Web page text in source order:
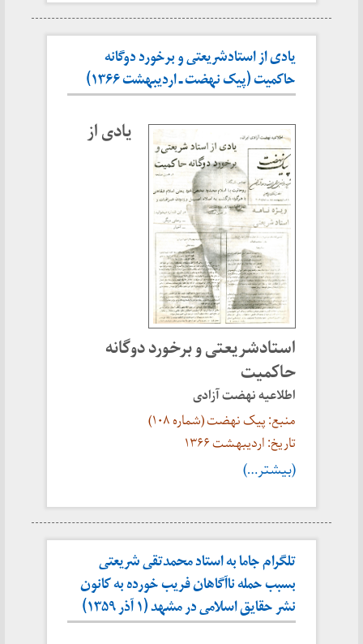
یادی از استادشریعتی و برخورد دوگانه
حاکمیت (پیک نهضت ـ اردیبهشت ۱۳۶۶)
یادی از
استادشریعتی و برخورد دوگانه
حاکمیت
اطلاعیه نهضت آزادی
منبع: پیک نهضت (شماره ۱۰۸)
تاریخ: اردیبهشت ۱۳۶۶
(بیشتر…)
تلگرام جاما به استاد محمدتقی شریعتی
بسبب حمله ناآگاهان فریب خورده به کانون
نشر حقایق اسلامی در مشهد (۱ آذر ۱۳۵۹)